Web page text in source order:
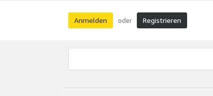
Anmelden oder Registrieren